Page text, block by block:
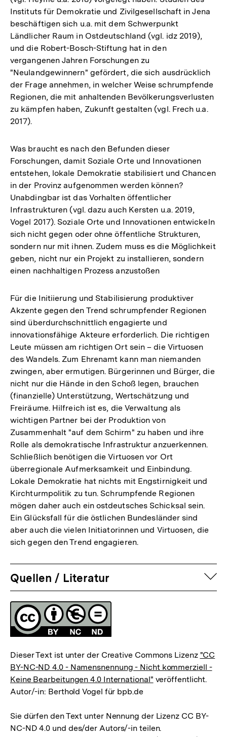
Instituts für Demokratie und Zivilgesellschaft in Jena
beschäftigen sich u.a. mit dem Schwerpunkt
Ländlicher Raum in Ostdeutschland (vgl. idz 2019),
und die Robert-Bosch-Stiftung hat in den
vergangenen Jahren Forschungen zu
"Neulandgewinnern" gefördert, die sich ausdrücklich
der Frage annehmen, in welcher Weise schrumpfende
Regionen, die mit anhaltenden Bevölkerungsverlusten
zu kämpfen haben, Zukunft gestalten (vgl. Frech u.a.
2017).
Was braucht es nach den Befunden dieser
Forschungen, damit Soziale Orte und Innovationen
entstehen, lokale Demokratie stabilisiert und Chancen
in der Provinz aufgenommen werden können?
Unabdingbar ist das Vorhalten öffentlicher
Infrastrukturen (vgl. dazu auch Kersten u.a. 2019,
Vogel 2017). Soziale Orte und Innovationen entwickeln
sich nicht gegen oder ohne öffentliche Strukturen,
sondern nur mit ihnen. Zudem muss es die Möglichkeit
geben, nicht nur ein Projekt zu installieren, sondern
einen nachhaltigen Prozess anzustoßen
Für die Initiierung und Stabilisierung produktiver
Akzente gegen den Trend schrumpfender Regionen
sind überdurchschnittlich engagierte und
innovationsfähige Akteure erforderlich. Die richtigen
Leute müssen am richtigen Ort sein – die Virtuosen
des Wandels. Zum Ehrenamt kann man niemanden
zwingen, aber ermutigen. Bürgerinnen und Bürger, die
nicht nur die Hände in den Schoß legen, brauchen
(finanzielle) Unterstützung, Wertschätzung und
Freiräume. Hilfreich ist es, die Verwaltung als
wichtigen Partner bei der Produktion von
Zusammenhalt "auf dem Schirm" zu haben und ihre
Rolle als demokratische Infrastruktur anzuerkennen.
Schließlich benötigen die Virtuosen vor Ort
überregionale Aufmerksamkeit und Einbindung.
Lokale Demokratie hat nichts mit Engstirnigkeit und
Kirchturmpolitik zu tun. Schrumpfende Regionen
mögen daher auch ein ostdeutsches Schicksal sein.
Ein Glücksfall für die östlichen Bundesländer sind
aber auch die vielen Initiatorinnen und Virtuosen, die
sich gegen den Trend engagieren.
Quellen / Literatur
Fussnoten
Lizenz
Dieser Text ist unter der Creative Commons Lizenz "CC
BY-NC-ND 4.0 - Namensnennung - Nicht kommerziell -
Keine Bearbeitungen 4.0 International" veröffentlicht.
Autor/-in: Berthold Vogel für bpb.de
Sie dürfen den Text unter Nennung der Lizenz CC BY-
NC-ND 4.0 und des/der Autors/-in teilen.